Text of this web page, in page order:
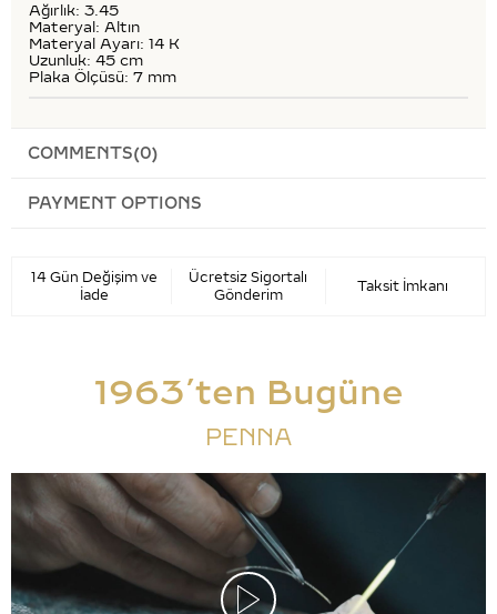
Ağırlık: 3.45
Materyal: Altın
Materyal Ayarı: 14 K
Uzunluk: 45 cm
Plaka Ölçüsü: 7 mm
COMMENTS(0)
PAYMENT OPTIONS
14 Gün Değişim ve
İade
Ücretsiz Sigortalı
Gönderim
Taksit İmkanı
1963’ten Bugüne
PENNA